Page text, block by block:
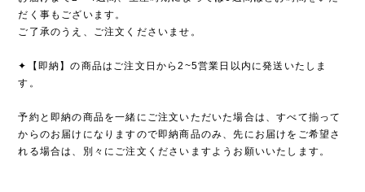
だく事もございます。
ご了承のうえ、ご注文くださいませ。
✦【即納】の商品はご注文日から2~5営業日以内に発送いたしま
す。
予約と即納の商品を一緒にご注文いただいた場合は、すべて揃って
からのお届けになりますので即納商品のみ、先にお届けをご希望さ
れる場合は、別々にご注文くださいますようお願いいたします。